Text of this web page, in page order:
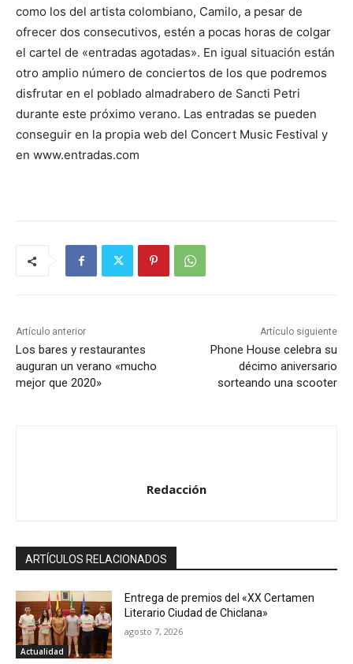
como los del artista colombiano, Camilo, a pesar de
ofrecer dos consecutivos, estén a pocas horas de colgar
el cartel de «entradas agotadas». En igual situación están
otro amplio número de conciertos de los que podremos
disfrutar en el poblado almadrabero de Sancti Petri
durante este próximo verano. Las entradas se pueden
conseguir en la propia web del Concert Music Festival y
en www.entradas.com
Artículo anterior
Los bares y restaurantes
auguran un verano «mucho
mejor que 2020»
Artículo siguiente
Phone House celebra su
décimo aniversario
sorteando una scooter
Redacción
ARTÍCULOS RELACIONADOS
Actualidad
Entrega de premios del «XX Certamen
Literario Ciudad de Chiclana»
agosto 7, 2026